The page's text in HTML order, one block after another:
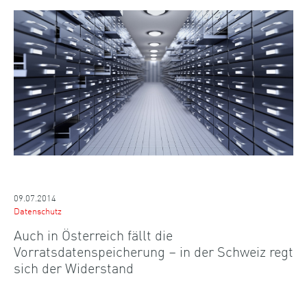
09.07.2014
Datenschutz
Auch in Österreich fällt die
Vorratsdatenspeicherung – in der Schweiz regt
sich der Widerstand